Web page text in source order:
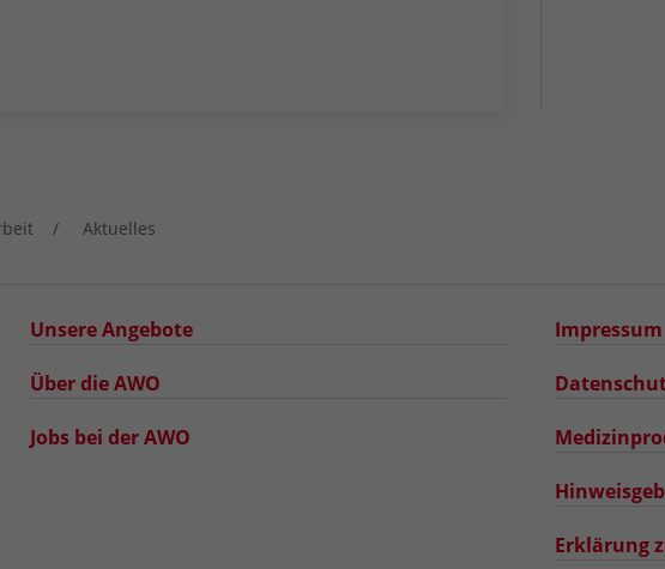
Aktuelles
Unsere Angebote
Über die AWO
Jobs bei der AWO
Impressum
Erklärung